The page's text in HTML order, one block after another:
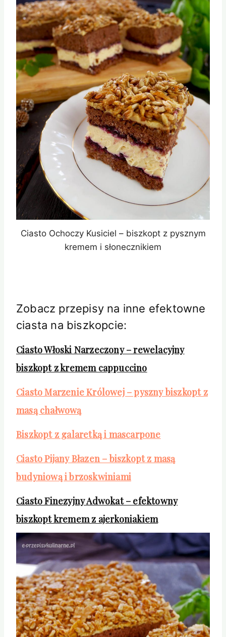
Ciasto Ochoczy Kusiciel – biszkopt z pysznym
kremem i słonecznikiem
Zobacz przepisy na inne efektowne
ciasta na biszkopcie:
Ciasto Włoski Narzeczony – rewelacyjny
biszkopt z kremem cappuccino
Ciasto Marzenie Królowej – pyszny biszkopt z
masą chałwową
Biszkopt z galaretką i mascarpone
Ciasto Pijany Błazen – biszkopt z masą
budyniową i brzoskwiniami
Ciasto Finezyjny Adwokat – efektowny
biszkopt kremem z ajerkoniakiem